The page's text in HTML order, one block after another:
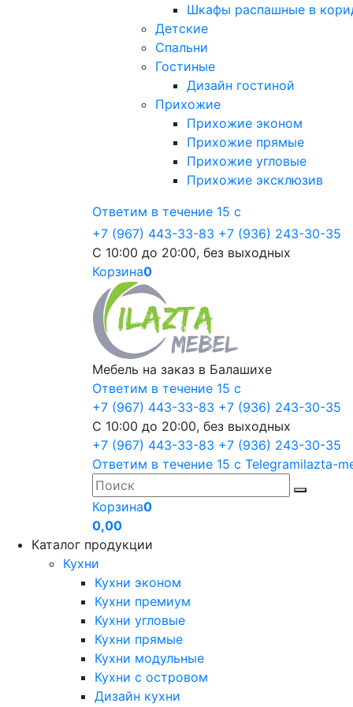
Шкафы распашные в
Детские
Спальни
Гостиные
Дизайн гостиной
Прихожие
Прихожие эконом
Прихожие прямые
Прихожие угловые
Прихожие эксклюзив
Ответим в течение 15 с
+7 (967) 443-33-83 +7 (936) 243-30-35
С 10:00 до 20:00, без выходных
Корзина0
Мебель на заказ в Балашихе
Ответим в течение 15 с
+7 (967) 443-33-83 +7 (936) 243-30-35
С 10:00 до 20:00, без выходных
+7 (967) 443-33-83 +7 (936) 243-30-35
Ответим в течение 15 с Telegramilazta-
Корзина0
0,00
Каталог продукции
Кухни
Кухни эконом
Кухни премиум
Кухни угловые
Кухни прямые
Кухни модульные
Кухни с островом
Дизайн кухни